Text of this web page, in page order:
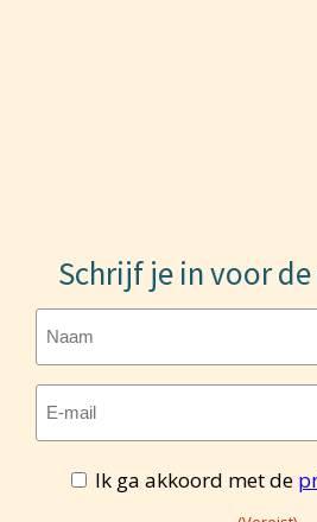
Schrijf je in voor
Ik ga akkoord met de